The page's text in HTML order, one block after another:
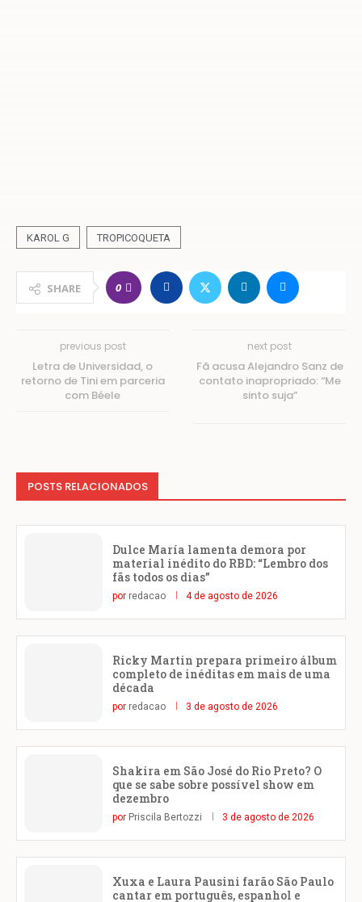
KAROL G TROPICOQUETA
SHARE 0
previous post
Letra de Universidad, o
retorno de Tini em parceria
com Béele
next post
Fã acusa Alejandro Sanz de
contato inapropriado: “Me
sinto suja”
POSTS RELACIONADOS
Dulce María lamenta demora por
material inédito do RBD: “Lembro dos
fãs todos os dias”
por redacao 4 de agosto de 2026
Ricky Martin prepara primeiro álbum
completo de inéditas em mais de uma
década
por redacao 3 de agosto de 2026
Shakira em São José do Rio Preto? O
que se sabe sobre possível show em
dezembro
por Priscila Bertozzi 3 de agosto de 2026
Xuxa e Laura Pausini farão São Paulo
cantar em português, espanhol e